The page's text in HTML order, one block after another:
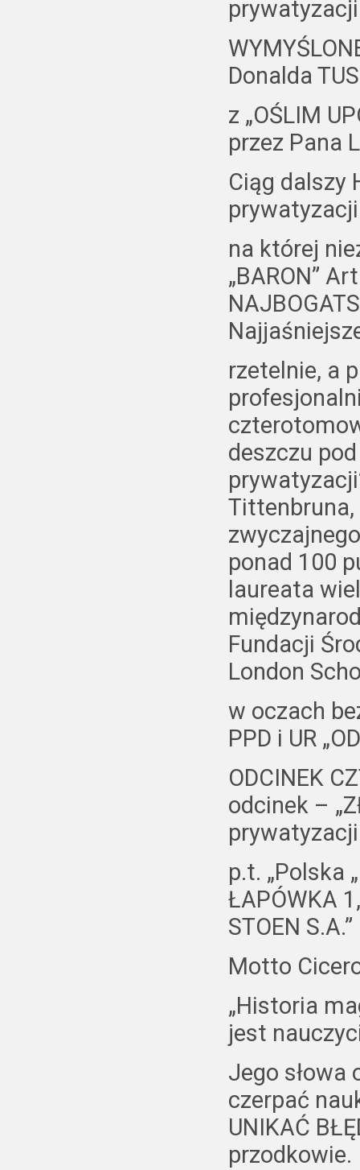
prywatyzacji
Donalda
z „OŚLIM
przez Pana
Ciąg dalszy
prywatyzacji
na której
„BARON”
rzetelnie, a
deszczu
ponad 100
laureata
Fundacji
London
w oczach
PPD i UR
ODCINEK
odcinek –
prywatyzacji
p.t. „Polska
ŁAPÓWKA
STOEN S.A.”
Motto
„Historia
jest
Jego słowa
czerpać
UNIKAĆ
przodkowie.